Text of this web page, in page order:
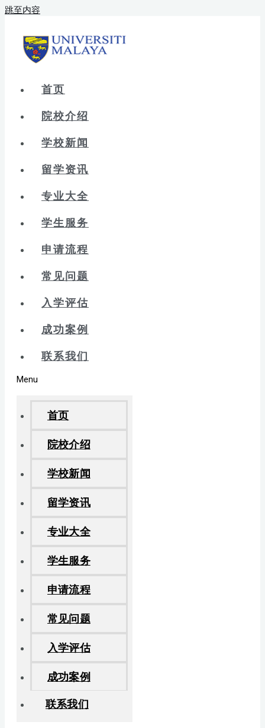
跳至内容
首页
院校介绍
学校新闻
留学资讯
专业大全
学生服务
申请流程
常见问题
入学评估
成功案例
联系我们
Menu
首页
院校介绍
学校新闻
留学资讯
专业大全
学生服务
申请流程
常见问题
入学评估
成功案例
联系我们